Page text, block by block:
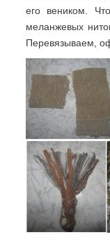
его веником.
меланжевых
Перевязываем,